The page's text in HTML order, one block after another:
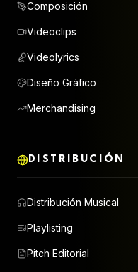
Composición
Videoclips
Videolyrics
Diseño Gráfico
Merchandising
DISTRIBUCIÓN
Distribución Musical
Playlisting
Pitch Editorial